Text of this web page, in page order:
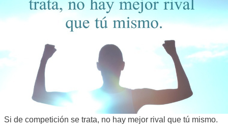
Si de competición se trata, no hay mejor rival que tú mismo.